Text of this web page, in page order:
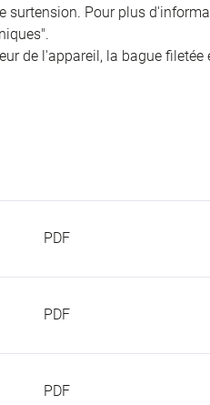
surtension. Pour plus
de l'appareil, la bague filetée
PDF
PDF
PDF